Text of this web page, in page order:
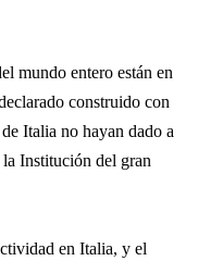
mundo entero están en
construido con
Italia no hayan dado a
Institución del gran
en Italia, y el